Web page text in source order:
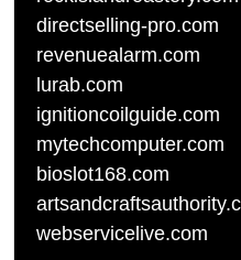
directselling-pro.com
revenuealarm.com
lurab.com
ignitioncoilguide.com
mytechcomputer.com
bioslot168.com
webservicelive.com